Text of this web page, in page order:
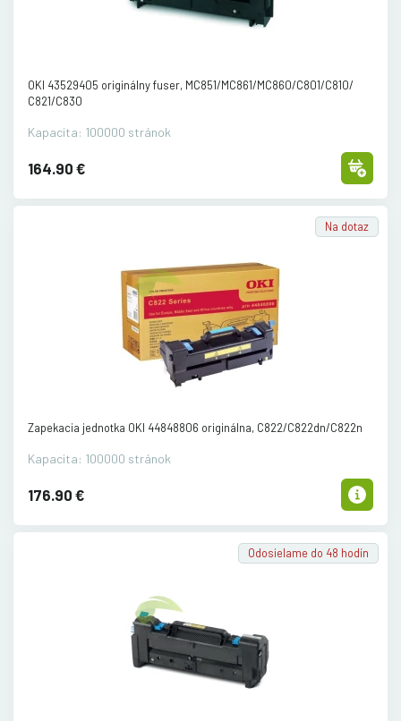
OKI 43529405 originálny fuser, MC851/MC861/MC860/C801/C810/
C821/C830
Kapacita: 100000 stránok
164.90 €
Na dotaz
Zapekacia jednotka OKI 44848806 originálna, C822/C822dn/C822n
Kapacita: 100000 stránok
176.90 €
Odosielame do 48 hodín